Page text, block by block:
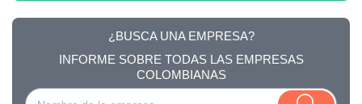
¿BUSCA UNA EMPRESA?
INFORME SOBRE TODAS LAS EMPRESAS
COLOMBIANAS